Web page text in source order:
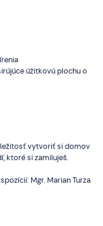
úžitkovú plochu o
vytvoriť si domov
ktoré si zamiluješ.
Mgr. Marian Turza